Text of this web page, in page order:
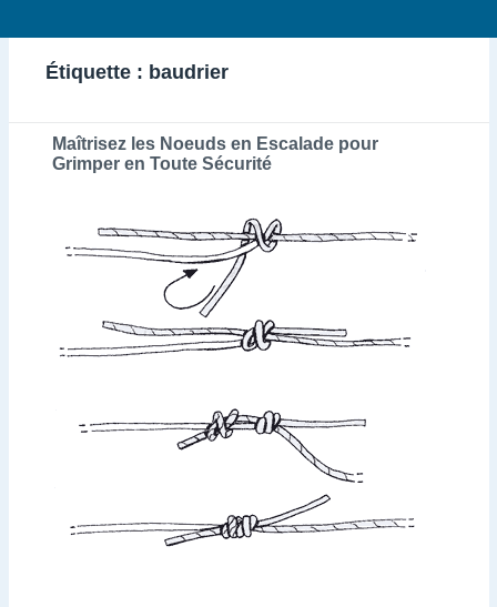
Étiquette : baudrier
Maîtrisez les Noeuds en Escalade pour
Grimper en Toute Sécurité